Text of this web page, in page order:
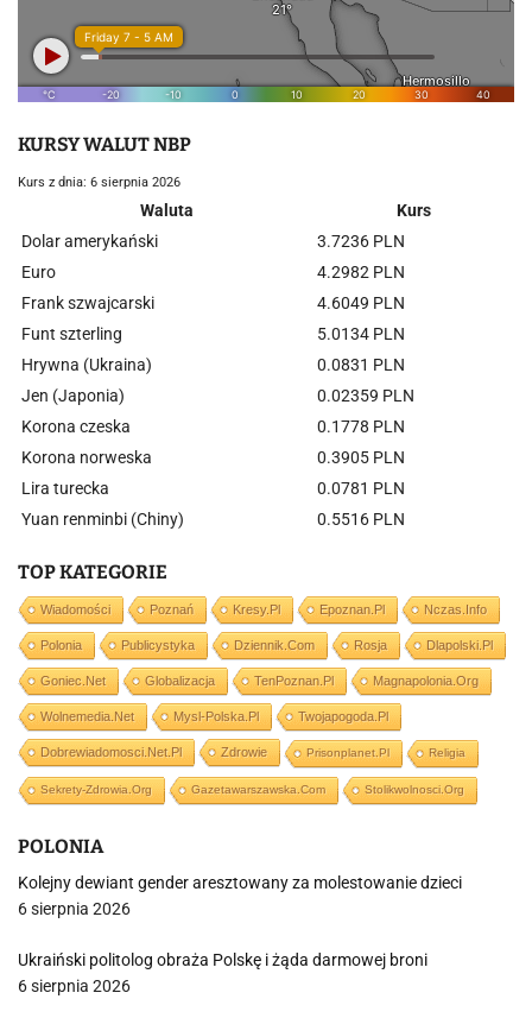
KURSY WALUT NBP
Kurs z dnia: 6 sierpnia 2026
Waluta
Kurs
Dolar amerykański
3.7236 PLN
Euro
4.2982 PLN
Frank szwajcarski
4.6049 PLN
Funt szterling
5.0134 PLN
Hrywna (Ukraina)
0.0831 PLN
Jen (Japonia)
0.02359 PLN
Korona czeska
0.1778 PLN
Korona norweska
0.3905 PLN
Lira turecka
0.0781 PLN
Yuan renminbi (Chiny)
0.5516 PLN
TOP KATEGORIE
Wiadomości Poznań Kresy.pl Epoznan.pl Nczas.info
Polonia Publicystyka Dziennik.com Rosja Dlapolski.pl
Goniec.net Globalizacja TenPoznan.pl Magnapolonia.org
Wolnemedia.net Mysl-Polska.pl Twojapogoda.pl
Dobrewiadomosci.net.pl Zdrowie Prisonplanet.pl Religia
Sekrety-Zdrowia.org Gazetawarszawska.com Stolikwolnosci.org
POLONIA
Kolejny dewiant gender aresztowany za molestowanie dzieci
6 sierpnia 2026
Ukraiński politolog obraża Polskę i żąda darmowej broni
6 sierpnia 2026